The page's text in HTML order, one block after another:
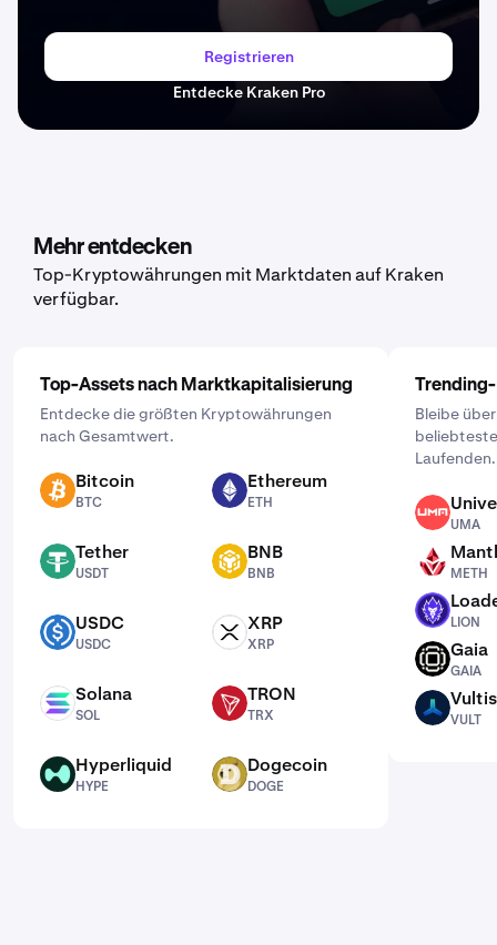
Registrieren
Entdecke Kraken Pro
Mehr entdecken
Top-Kryptowährungen mit Marktdaten auf Kraken
verfügbar.
Top-Assets nach Marktkapitalisierung
Entdecke die größten Kryptowährungen
nach Gesamtwert.
BTC Bitcoin
BTC
ETH Ethereum
ETH
USDT Tether
USDT
BNB BNB
BNB
USDC USDC
USDC
XRP XRP
XRP
SOL Solana
SOL
TRX TRON
TRX
HYPE Hyperliquid
HYPE
DOGE Dogecoin
DOGE
Bleibe
Laufenden.
UMA
UMA
METH
METH
LION
LION
Gaia
GAIA
VULT
VULT